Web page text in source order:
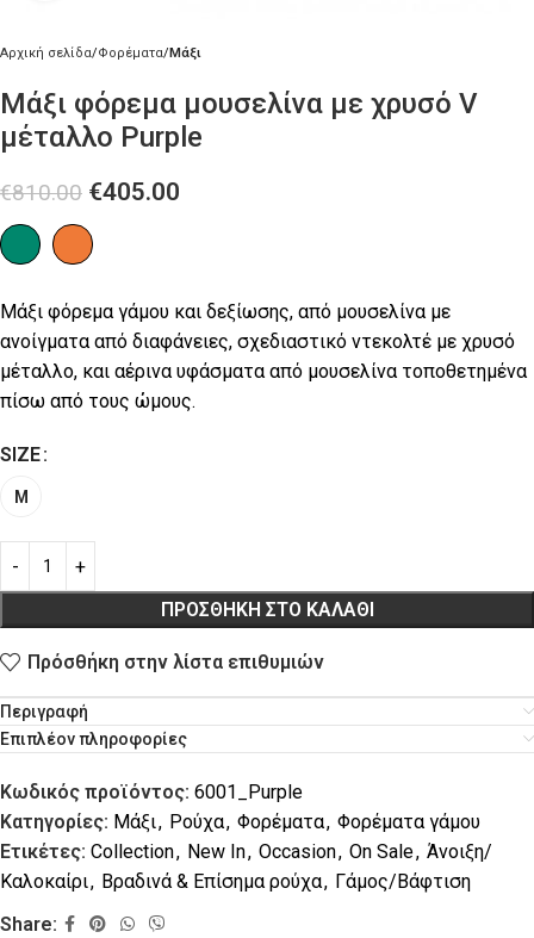
Αρχική σελίδα Φορέματα Μάξι
Μάξι φόρεμα μουσελίνα με χρυσό V
μέταλλο Purple
€810.00 €405.00
Μάξι φόρεμα γάμου και δεξίωσης, από μουσελίνα με
ανοίγματα από διαφάνειες, σχεδιαστικό ντεκολτέ με χρυσό
μέταλλο, και αέρινα υφάσματα από μουσελίνα τοποθετημένα
πίσω από τους ώμους.
SIZE
M
ΠΡΟΣΘΉΚΗ ΣΤΟ ΚΑΛΆΘΙ
Πρόσθήκη στην λίστα επιθυμιών
Περιγραφή
Επιπλέον πληροφορίες
Κωδικός προϊόντος: 6001_Purple
Κατηγορίες: Μάξι, Ρούχα, Φορέματα, Φορέματα γάμου
Ετικέτες: Collection, New In, Occasion, On Sale, Άνοιξη/
Καλοκαίρι, Βραδινά & Επίσημα ρούχα, Γάμος/Βάφτιση
Share: